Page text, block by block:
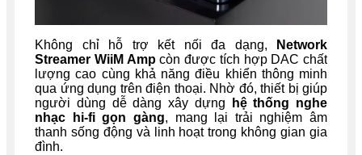
Không chỉ hỗ trợ kết nối đa dạng,
Network
Streamer WiiM Ampcòn được tích hợp DAC chất
lượng cao cùng khả năng điều khiển thông minh
qua ứng dụng trên điện thoại. Nhờ đó, thiết bị giúp
người dùng dễ dàng xây dựng
hệ thống nghe
nhạc hi-fi gọn gàng, mang lại trải nghiệm âm
thanh sống động và linh hoạt trong không gian gia
đình.